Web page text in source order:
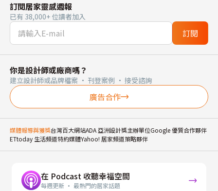
訂閱居家靈感週報
已有 38,000+ 位讀者加入
訂閱
你是設計師或廠商嗎？
建立設計師或品牌檔案 · 刊登案例 · 接受諮詢
廣告合作
媒體報導與獲獎台灣百大網站ADA 亞洲設計獎主辦單位Google 優質合作夥伴
ETtoday 生活頻道特約媒體Yahoo! 居家頻道策略夥伴
在 Podcast 收聽幸福空間
每週更新 · 最熱門的居家話題